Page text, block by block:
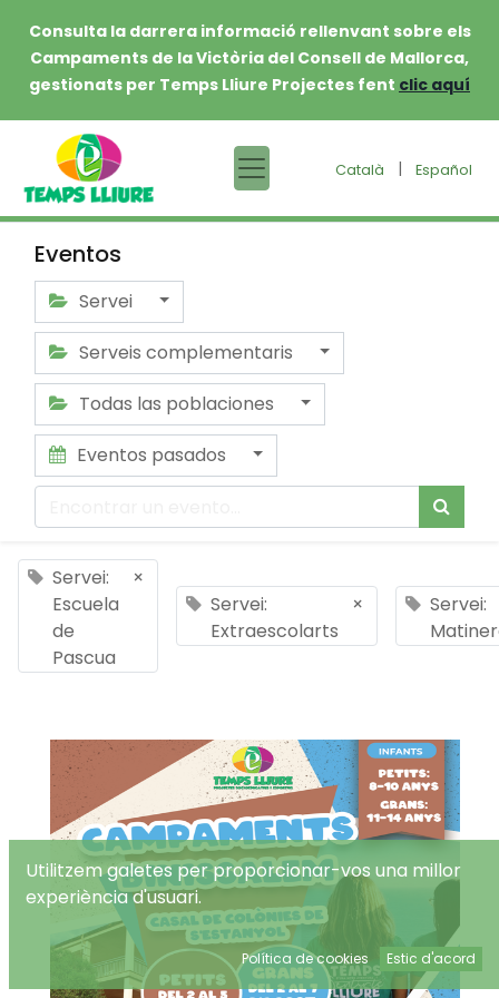
Consulta la darrera informació rellenvant sobre els
Campaments de la Victòria del Consell de Mallorca,
gestionats per Temps Lliure Projectes fent clic aquí
Català | Español
Eventos
Servei
Serveis complementaris
Todas las poblaciones
Eventos pasados
Servei:
Escuela
de
Pascua
×
Servei:
Extraescolarts
×
Servei:
Utilitzem galetes per proporcionar-vos una millor
experiència d'usuari.
Política de cookies Estic d'acord